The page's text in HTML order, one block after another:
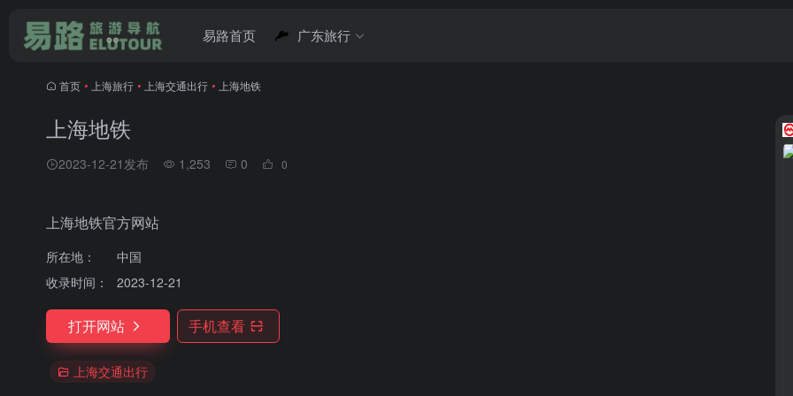
易路首页 广东旅行
首页 • 上海旅行 • 上海交通出行 • 上海地铁
上海地铁
2023-12-21发布 1,253 0 0
上海地铁官方网站
所在地：
中国
收录时间：
2023-12-21
打开网站 手机查看
上海交通出行